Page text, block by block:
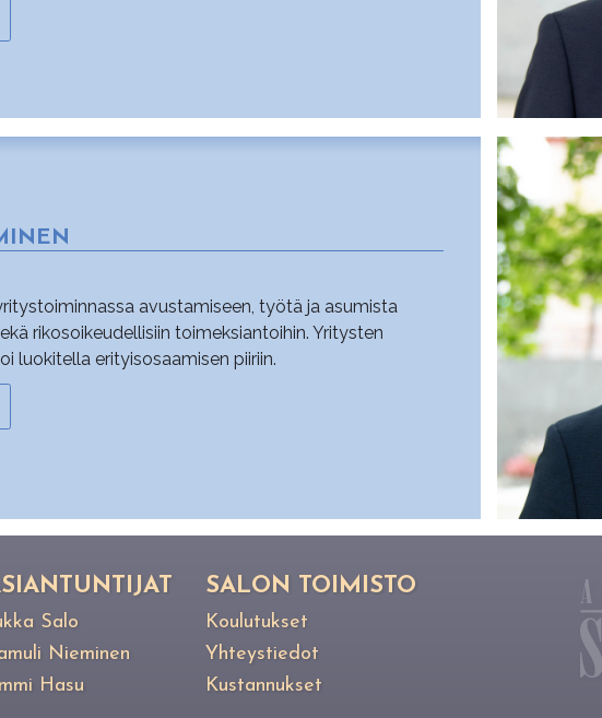
avustamiseen, työtä ja asumista
rikosoikeudellisiin toimeksiantoihin. Yritysten
luokitella erityisosaamisen piiriin.
Salo
Nieminen
Hasu
SALON TOIMISTO
Koulutukset
Yhteystiedot
Kustannukset